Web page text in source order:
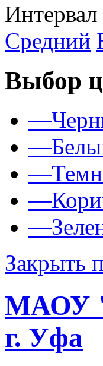
Средний
Выбор
—
—
—
—
—
Закрыть
МАОУ
г. Уфа